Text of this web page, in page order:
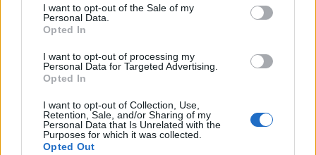
consent section.
I want to opt-out of the Sale of my
Personal Data.
Opted In
I want to opt-out of processing my
Personal Data for Targeted Advertising.
Opted In
I want to opt-out of Collection, Use,
Retention, Sale, and/or Sharing of my
Personal Data that Is Unrelated with the
Purposes for which it was collected.
Opted Out
poročilo in ga poslal na sodišče, zato župan verjame, da
spor občine s projektantsko družbo.